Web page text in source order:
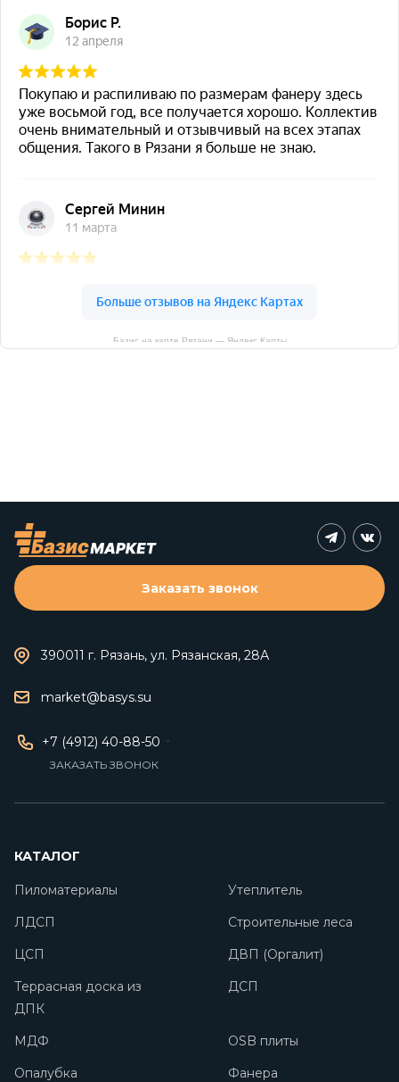
Базис на карте Рязани — Яндекс Карты
390011 г. Рязань, ул. Рязанская, 28А
market@basys.su
+7 (4912) 40-88-50
ЗАКАЗАТЬ ЗВОНОК
Заказать звонок
КАТАЛОГ
Пиломатериалы
Утеплитель
ЛДСП
Строительные леса
ЦСП
ДВП (Оргалит)
Террасная доска из
ДПК
ДСП
МДФ
OSB плиты
Опалубка
Фанера